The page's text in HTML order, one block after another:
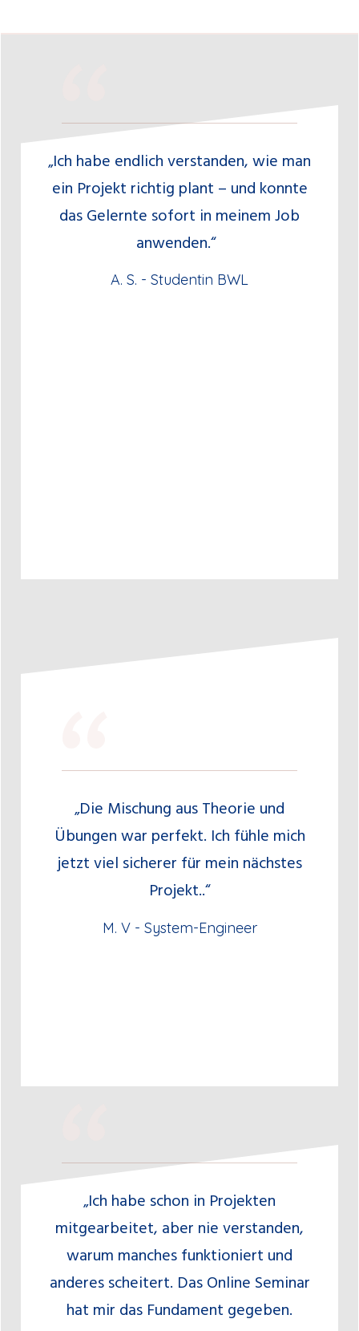
“
„Ich habe endlich verstanden, wie man
ein Projekt richtig plant – und konnte
das Gelernte sofort in meinem Job
anwenden.“
A. S. - Studentin BWL
“
„Die Mischung aus Theorie und
Übungen war perfekt. Ich fühle mich
jetzt viel sicherer für mein nächstes
Projekt..“
M. V - System-Engineer
“„Ich habe schon in Projekten
mitgearbeitet, aber nie verstanden,
warum manches funktioniert und
anderes scheitert. Das Online Seminar
hat mir das Fundament gegeben.